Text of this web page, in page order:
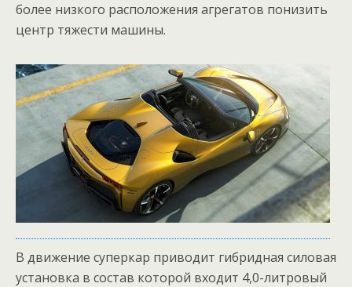
более низкого расположения агрегатов понизить
центр тяжести машины.
В движение суперкар приводит гибридная силовая
установка в состав которой входит 4,0-литровый